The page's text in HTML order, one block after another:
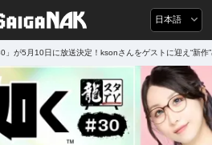
日本語
」が5月10日に放送決定！ksonさんをゲストに迎え“新